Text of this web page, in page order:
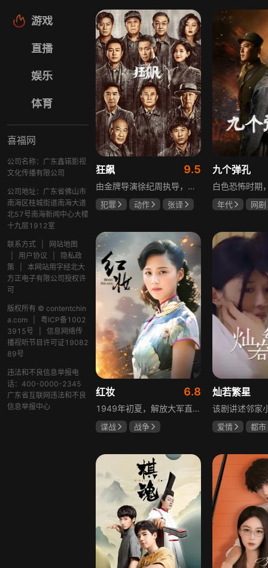
游戏
直播
娱乐
体育
喜福网
公司名称：广东鑫锘影视
文化传播有限公司
公司地址：广东省佛山市
南海区桂城街道南海大道
北57号南海新闻中心大楼
十九层1912室
联系方式
网站地图
用户协议
隐私政
策
本网站用字经北大
方正电子有限公司授权许
可
版权所有 © contentchin
a.com
粤ICP备1002
3915号
信息网络传
播视听节目许可证19082
89号
违法和不良信息举报电
话：400-0000-2345
广东省互联网违法和不良
信息举报中心
狂飙 9.5
由金牌导演徐纪周执导，张译、张颂文、李一桐、张志坚、吴刚领衔主演，倪大红、韩童生、李建义特邀主演的中央政法委重点项目。一部扫黑除恶坚决斗争的回忆录，横跨20年的群像叙事全景式展现时代变迁下的黑白较量与复杂人性。
犯罪 动作
张译
九个弹孔
年代
网剧
红妆 6.8
1949年初夏，解放大军直抵上海，国民党国防部保密局的中共地下党员邓家骥奉命撤往台湾，其妻同为地下党的沈荷因临产被留在上海。新中国成立之初，面对敌特的破坏活动，斗争形势严峻，沈荷隐藏真实身份，继续与敌人展开新一轮斗争，在隐秘战线坚守信仰，为新政权的稳定默默奉献。
谍战
战争
灿若繁星
爱情
都市